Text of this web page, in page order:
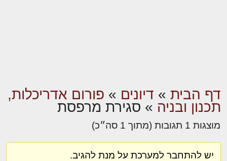
דף הבית » דיונים » פורום אדריכלות,
תכנון ובניה » סגירת מרפסת
מוצגות 1 תגובות (מתוך 1 סה״כ)
יש להתחבר למערכת על מנת להגיב.